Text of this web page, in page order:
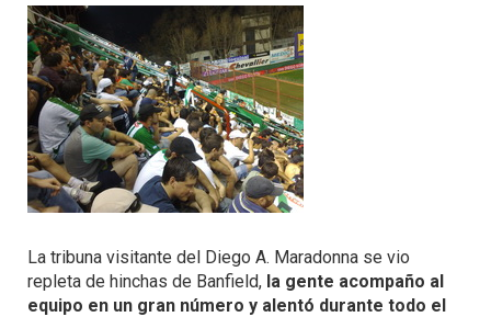
La tribuna visitante del Diego A. Maradonna se vio
repleta de hinchas de Banfield, la gente acompaño al
equipo en un gran número y alentó durante todo el